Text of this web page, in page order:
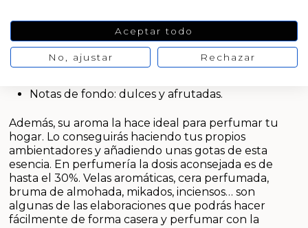
Gran Velada. Una fragancia perfecta para aromatizar
los cosméticos que hagas en casa.
Notas de salida: pepino, verdes.
Notas de fondo: dulces y afrutadas.
Además, su aroma la hace ideal para perfumar tu
hogar. Lo conseguirás haciendo tus propios
ambientadores y añadiendo unas gotas de esta
esencia. En perfumería la dosis aconsejada es de
hasta el 30%. Velas aromáticas, cera perfumada,
bruma de almohada, mikados, inciensos… son
algunas de las elaboraciones que podrás hacer
fácilmente de forma casera y perfumar con la
Arenas de colores
Aceptar todo
No, ajustar Rechazar